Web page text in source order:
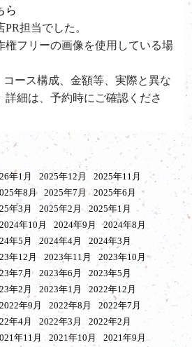
ら
担当でした。
フリーの画像を使用している場
ース構成、金額等、実際と異な
詳細は、予約時にご確認くださ
年1月 2025年12月
2025年11月
年8月 2025年7月
2025年6月
年3月 2025年2月
2025年1月
2024年10月 2024年9月
2024年8月
年5月 2024年4月
2024年3月
年12月 2023年11月
2023年10月
年7月 2023年6月
2023年5月
年2月 2023年1月
2022年12月
2022年9月 2022年8月
2022年7月
年4月 2022年3月
2022年2月
年11月 2021年10月
2021年9月